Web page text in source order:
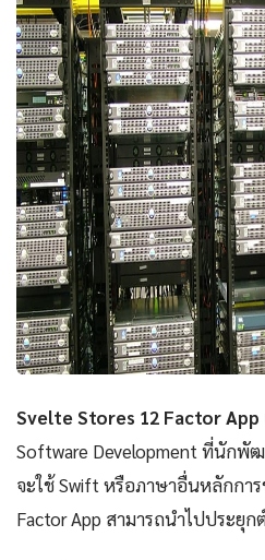
Svelte Stores 12 Factor App
Software Development ที่นักพั
จะใช้ Swift หรือภาษาอื่นหลักการ
Factor App สามารถนำไปประยุ